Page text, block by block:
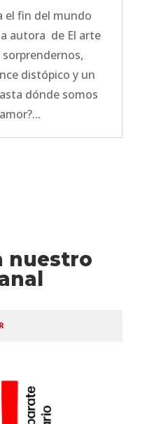
fin del mundo
autora de El arte
sorprendernos,
distópico y un
dónde somos
nuestro